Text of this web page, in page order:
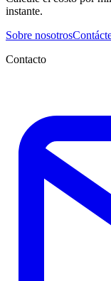
instante.
Sobre nosotros
Contacto